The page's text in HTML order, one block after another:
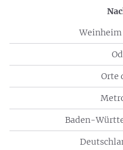
Weinheim
Orte
Baden-